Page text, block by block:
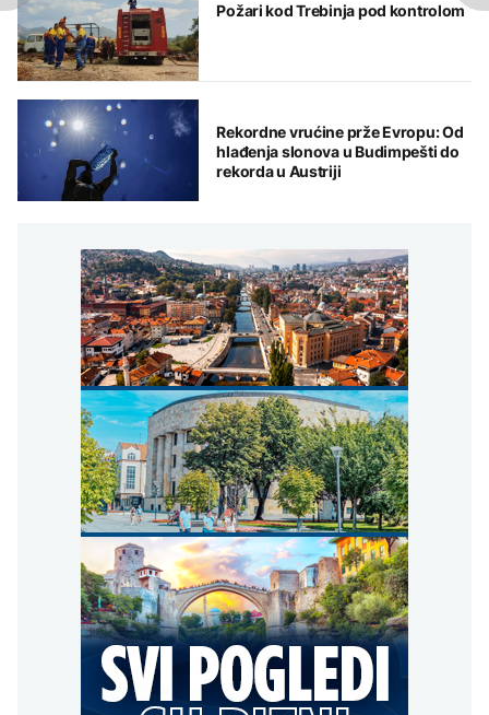
Požari kod Trebinja pod kontrolom
Rekordne vrućine prže Evropu: Od
hlađenja slonova u Budimpešti do
rekorda u Austriji